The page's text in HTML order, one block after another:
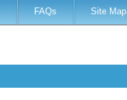
FAQs Site Map